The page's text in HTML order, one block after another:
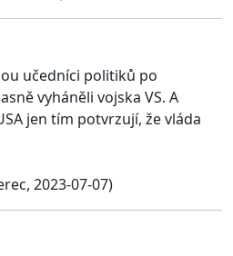
učedníci politiků po
vyháněli vojska VS. A
jen tím potvrzují, že vláda
2023-07-07)